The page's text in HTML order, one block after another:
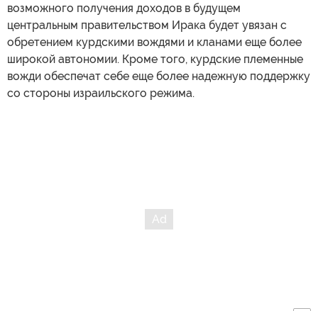
возможного получения доходов в будущем
центральным правительством Ирака будет увязан с
обретением курдскими вождями и кланами еще более
широкой автономии. Кроме того, курдские племенные
вожди обеспечат себе еще более надежную поддержку
со стороны израильского режима.